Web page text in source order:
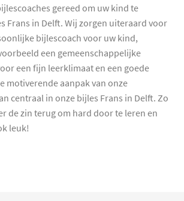
gereed om uw kind te
Frans in Delft. Wij zorgen uiteraard voor
bijlescoach voor uw kind,
een gemeenschappelijke
een fijn leerklimaat en een goede
motiverende aanpak van onze
centraal in onze bijles Frans in Delft. Zo
de zin terug om hard door te leren en
leuk!